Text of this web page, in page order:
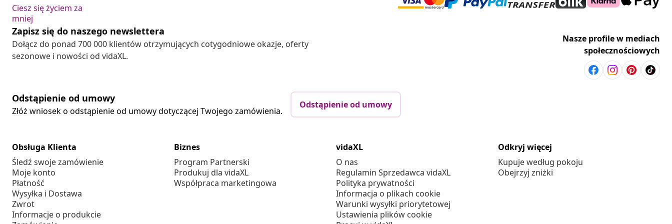
Ciesz się życiem za
mniej
Zapisz się do naszego newslettera
Dołącz do ponad 700 000 klientów otrzymujących cotygodniowe okazje, oferty
sezonowe i nowości od vidaXL.
Nasze profile w mediach
społecznościowych
Odstąpienie od umowy
Złóż wniosek o odstąpienie od umowy dotyczącej Twojego zamówienia.
Odstąpienie od umowy
Obsługa Klienta
Śledź swoje zamówienie
Moje konto
Płatność
Wysyłka i Dostawa
Zwrot
Informacje o produkcie
Biznes
Program Partnerski
Produkuj dla vidaXL
Współpraca marketingowa
vidaXL
O nas
Regulamin Sprzedawca vidaXL
Polityka prywatności
Informacja o plikach cookie
Warunki wysyłki priorytetowej
Ustawienia plików cookie
Odkryj więcej
Kupuje według pokoju
Obejrzyj zniżki